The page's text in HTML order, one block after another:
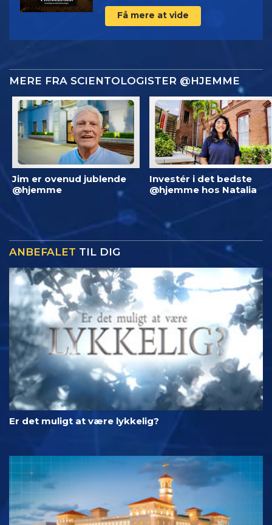
Få mere at vide
MERE FRA SCIENTOLOGISTER @HJEMME
Jim er ovenud jublende
@hjemme
Investér i det bedste
@hjemme hos Natalia
ANBEFALET TIL DIG
Er det muligt at være lykkelig?